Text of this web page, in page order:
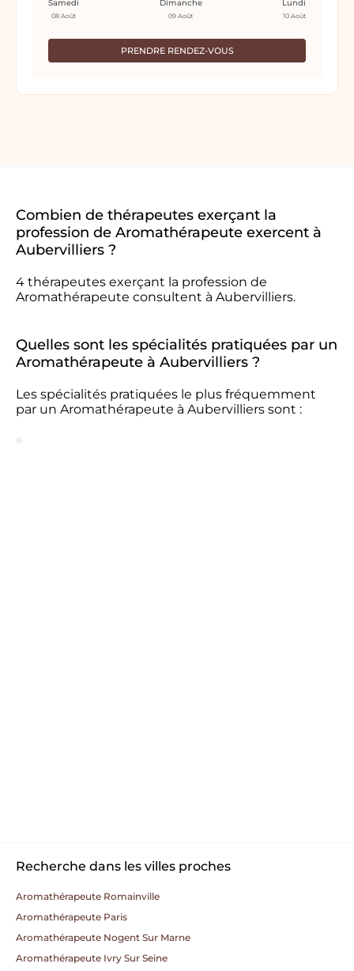
PRENDRE RENDEZ-VOUS
Samedi
08 Août
Dimanche
09 Août
Lundi
10 Août
Combien de thérapeutes exerçant la
profession de Aromathérapeute exercent à
Aubervilliers ?
4 thérapeutes exerçant la profession de
Aromathérapeute consultent à Aubervilliers.
Quelles sont les spécialités pratiquées par un
Aromathérapeute à Aubervilliers ?
Les spécialités pratiquées le plus fréquemment
par un Aromathérapeute à Aubervilliers sont :
Recherche dans les villes proches
Aromathérapeute Romainville
Aromathérapeute Paris
Aromathérapeute Nogent Sur Marne
Aromathérapeute Ivry Sur Seine